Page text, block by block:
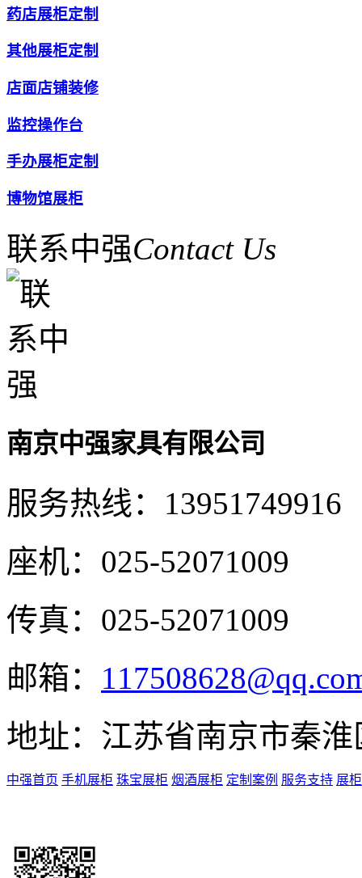
药店展柜定制
其他展柜定制
店面店铺装修
监控操作台
手办展柜定制
博物馆展柜
联系中强Contact Us
南京中强家具有限公司
服务热线： 13951749916
座机： 025-52071009
传真： 025-52071009
邮箱：
地址： 江苏省南京市秦
中强首页 手机展柜 珠宝展柜 烟酒展柜 定制案例 服务支持 展